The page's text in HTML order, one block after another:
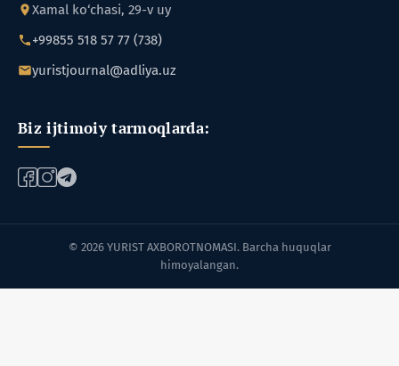
Xamal ko‘chasi, 29-v uy
+99855 518 57 77 (738)
yuristjournal@adliya.uz
Biz ijtimoiy tarmoqlarda:
© 2026 YURIST AXBOROTNOMASI. Barcha huquqlar
himoyalangan.